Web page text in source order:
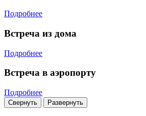
Подробнее
Встреча из дома
Подробнее
Встреча в аэропорту
Подробнее
Свернуть Развернуть